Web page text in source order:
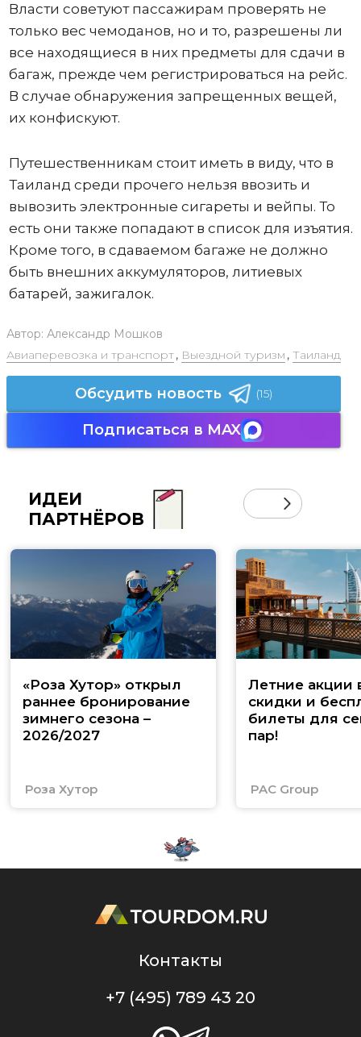
Власти советуют пассажирам проверять не
только вес чемоданов, но и то, разрешены ли
все находящиеся в них предметы для сдачи в
багаж, прежде чем регистрироваться на рейс.
В случае обнаружения запрещенных вещей,
их конфискуют.
Путешественникам стоит иметь в виду, что в
Таиланд среди прочего нельзя ввозить и
вывозить электронные сигареты и вейпы. То
есть они также попадают в список для изъятия.
Кроме того, в сдаваемом багаже не должно
быть внешних аккумуляторов, литиевых
батарей, зажигалок.
Автор: Александр Мошков
Авиаперевозка и транспорт, Выездной туризм , Таиланд
Обсудить новость (15)
Подписаться в MAX
ИДЕИ
ПАРТНЁРОВ
«Роза Хутор» открыл
раннее бронирование
зимнего сезона –
2026/2027
Роза Хутор
Летние акции
скидки и
билеты для
пар!
PAC Group
Контакты
+7 (495) 789 43 20